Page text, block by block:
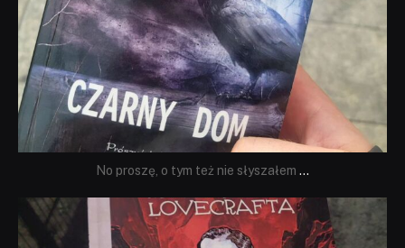
No proszę, o tym też nie słyszałem ...
dobryhorror
Wrz 19